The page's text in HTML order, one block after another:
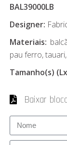
BAL39000LB
Designer:
Materiais:
pau ferro,
Tamanho(s)
Baixar